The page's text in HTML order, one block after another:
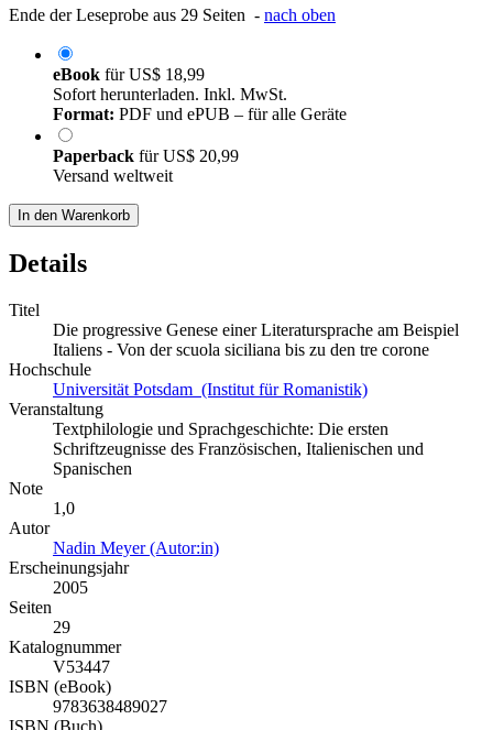
Ende der Leseprobe aus 29 Seiten - nach oben
eBook fürUS$ 18,99
Sofort herunterladen. Inkl. MwSt.
Format: PDF und ePUB – für alle Geräte
Paperback fürUS$ 20,99
Versand weltweit
In den Warenkorb
Details
Titel
Die progressive Genese einer Literatursprache am Beispiel
Italiens - Von der scuola siciliana bis zu den tre corone
Hochschule
Universität Potsdam (Institut für Romanistik)
Veranstaltung
Textphilologie und Sprachgeschichte: Die ersten
Schriftzeugnisse des Französischen, Italienischen und
Spanischen
Note
1,0
Autor
Nadin Meyer (Autor:in)
Erscheinungsjahr
2005
Seiten
29
Katalognummer
V53447
ISBN (eBook)
9783638489027